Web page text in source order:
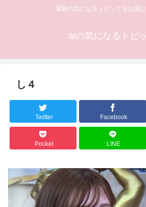
最新の気になるトピックをお届け
aiの気になるトピ
し４
Twitter Facebook
Pocket LINE